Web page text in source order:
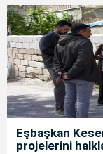
Eşbaşkan
projelerini